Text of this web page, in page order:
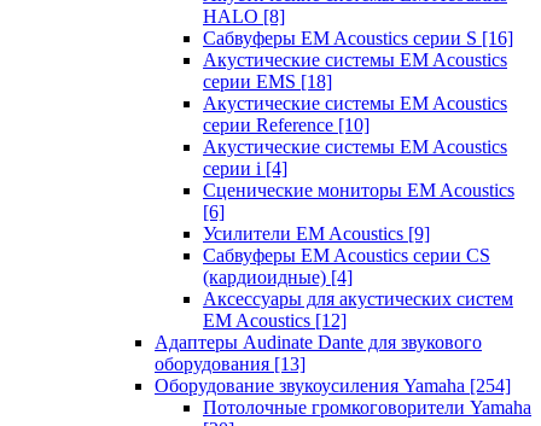
HALO [8]
Сабвуферы EM Acoustics серии S [16]
Акустические системы EM Acoustics
серии EMS [18]
Акустические системы EM Acoustics
серии Reference [10]
Акустические системы EM Acoustics
серии i [4]
Сценические мониторы EM Acoustics
[6]
Усилители EM Acoustics [9]
Сабвуферы EM Acoustics серии CS
(кардиоидные) [4]
Аксессуары для акустических систем
EM Acoustics [12]
Адаптеры Audinate Dante для звукового
оборудования [13]
Оборудование звукоусиления Yamaha [254]
Потолочные громкоговорители Yamaha